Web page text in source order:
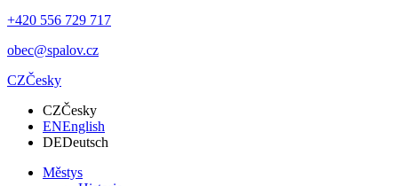
+420 556 729 717
obec@spalov.cz
CZČesky
CZČesky
ENEnglish
DEDeutsch
Městys